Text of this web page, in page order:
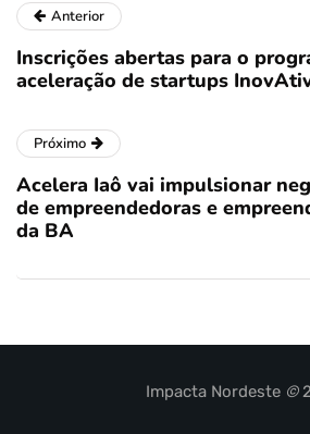
Anterior
Inscrições abertas para o
aceleração de startups
Próximo
Acelera Iaô vai impulsionar
de empreendedoras e
da BA
Impacta Nordeste ©